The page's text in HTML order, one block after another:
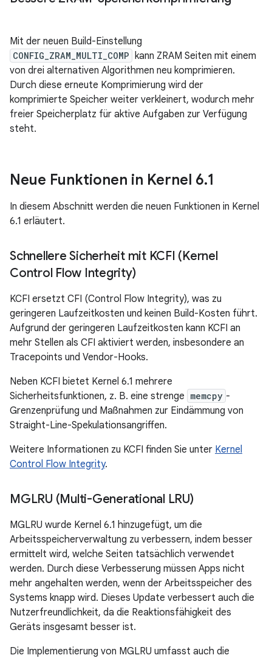
Mit der neuen Build-Einstellung
CONFIG_ZRAM_MULTI_COMP kann ZRAM Seiten mit einem
von drei alternativen Algorithmen neu komprimieren.
Durch diese erneute Komprimierung wird der
komprimierte Speicher weiter verkleinert, wodurch mehr
freier Speicherplatz für aktive Aufgaben zur Verfügung
steht.
Neue Funktionen in Kernel 6.1
In diesem Abschnitt werden die neuen Funktionen in Kernel
6.1 erläutert.
Schnellere Sicherheit mit KCFI (Kernel
Control Flow Integrity)
KCFI ersetzt CFI (Control Flow Integrity), was zu
geringeren Laufzeitkosten und keinen Build-Kosten führt.
Aufgrund der geringeren Laufzeitkosten kann KCFI an
mehr Stellen als CFI aktiviert werden, insbesondere an
Tracepoints und Vendor-Hooks.
Neben KCFI bietet Kernel 6.1 mehrere
Sicherheitsfunktionen, z. B. eine strenge memcpy -
Grenzenprüfung und Maßnahmen zur Eindämmung von
Straight-Line-Spekulationsangriffen.
Weitere Informationen zu KCFI finden Sie unter Kernel
Control Flow Integrity.
MGLRU (Multi-Generational LRU)
MGLRU wurde Kernel 6.1 hinzugefügt, um die
Arbeitsspeicherverwaltung zu verbessern, indem besser
ermittelt wird, welche Seiten tatsächlich verwendet
werden. Durch diese Verbesserung müssen Apps nicht
mehr angehalten werden, wenn der Arbeitsspeicher des
Systems knapp wird. Dieses Update verbessert auch die
Nutzerfreundlichkeit, da die Reaktionsfähigkeit des
Geräts insgesamt besser ist.
Die Implementierung von MGLRU umfasst auch die